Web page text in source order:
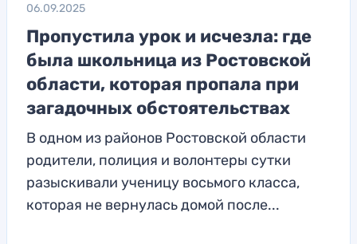
06.09.2025
Пропустила урок и исчезла: где
была школьница из Ростовской
области, которая пропала при
загадочных обстоятельствах
В одном из районов Ростовской области
родители, полиция и волонтеры сутки
разыскивали ученицу восьмого класса,
которая не вернулась домой после...